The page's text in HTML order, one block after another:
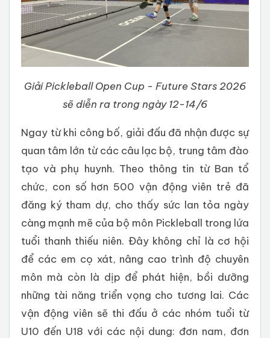
Giải Pickleball Open Cup - Future Stars 2026
sẽ diễn ra trong ngày 12-14/6
Ngay từ khi công bố, giải đấu đã nhận được sự
quan tâm lớn từ các câu lạc bộ, trung tâm đào
tạo và phụ huynh. Theo thông tin từ Ban tổ
chức, con số hơn 500 vận động viên trẻ đã
đăng ký tham dự, cho thấy sức lan tỏa ngày
càng mạnh mẽ của bộ môn Pickleball trong lứa
tuổi thanh thiếu niên. Đây không chỉ là cơ hội
để các em cọ xát, nâng cao trình độ chuyên
môn mà còn là dịp để phát hiện, bồi dưỡng
những tài năng triển vọng cho tương lai. Các
vận động viên sẽ thi đấu ở các nhóm tuổi từ
U10 đến U18 với các nội dung: đơn nam, đơn